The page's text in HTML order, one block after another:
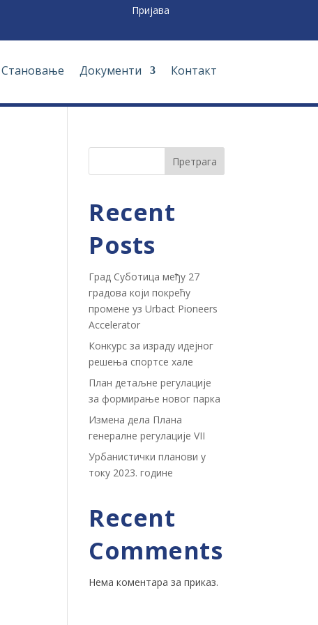
Пријава
Становање Документи Контакт
Претрага
Recent
Posts
Град Суботица међу 27
градова који покрећу
промене уз Urbact Pioneers
Accelerator
Конкурс за израду идејног
решења спортсе хале
План детаљне регулације
за формирање новог парка
Измена дела Плана
генералне регулације VII
Урбанистички планови у
току 2023. године
Recent
Comments
Нема коментара за приказ.